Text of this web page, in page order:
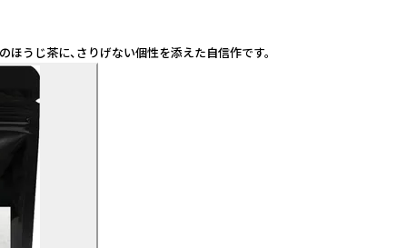
うじ茶に、さりげない個性を添えた自信作です。